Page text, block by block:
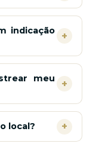
indicação
+
meu
+
local? +